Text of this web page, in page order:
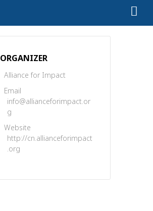
ORGANIZER
Alliance for Impact
Email
info@allianceforimpact.or
g
Website
http://cn.allianceforimpact
.org